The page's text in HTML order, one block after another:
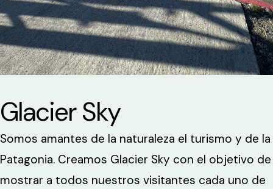
Glacier Sky
Somos amantes de la naturaleza el turismo y de la
Patagonia. Creamos Glacier Sky con el objetivo de
mostrar a todos nuestros visitantes cada uno de